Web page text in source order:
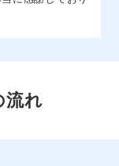
流れ